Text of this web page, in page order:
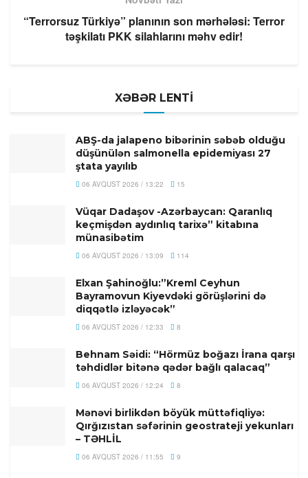
“Terrorsuz Türkiyə” planının son mərhələsi: Terror
təşkilatı PKK silahlarını məhv edir!
XƏBƏR LENTİ
ABŞ-da jalapeno bibərinin səbəb olduğu
düşünülən salmonella epidemiyası 27
ştata yayılıb
06 AVQUST 2026 / 13:22 15
Vüqar Dadaşov -Azərbaycan: Qaranlıq
keçmişdən aydınlıq tarixə” kitabına
münasibətim
06 AVQUST 2026 / 13:09 114
Elxan Şahinoğlu:”Kreml Ceyhun
Bayramovun Kiyevdəki görüşlərini də
diqqətlə izləyəcək”
06 AVQUST 2026 / 12:33 8
Behnam Səidi: “Hörmüz boğazı İrana qarşı
təhdidlər bitənə qədər bağlı qalacaq”
06 AVQUST 2026 / 12:24 8
Mənəvi birlikdən böyük müttəfiqliyə:
Qırğızıstan səfərinin geostrateji yekunları
– TƏHLİL
06 AVQUST 2026 / 11:55 9